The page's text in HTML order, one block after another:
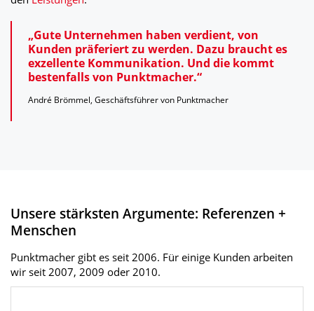
„Gute Unternehmen haben verdient, von
Kunden präferiert zu werden. Dazu braucht es
exzellente Kommunikation. Und die kommt
bestenfalls von Punktmacher.“
André Brömmel, Geschäftsführer von Punktmacher
Unsere stärksten Argumente: Referenzen +
Menschen
Punktmacher gibt es seit 2006. Für einige Kunden arbeiten
wir seit 2007, 2009 oder 2010.